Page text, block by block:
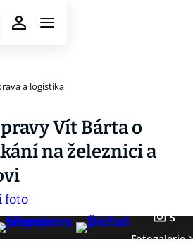
a logistika
Vít Bárta o
na železnici a
5
Fotogalerie